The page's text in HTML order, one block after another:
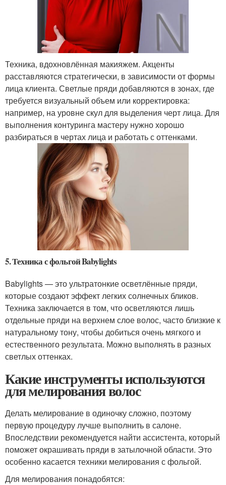
Техника, вдохновлённая макияжем. Акценты
расставляются стратегически, в зависимости от формы
лица клиента. Светлые пряди добавляются в зонах, где
требуется визуальный объем или корректировка:
например, на уровне скул для выделения черт лица. Для
выполнения контуринга мастеру нужно хорошо
разбираться в чертах лица и работать с оттенками.
5. Техника с фольгой Babylights
Babylights — это ультратонкие осветлённые пряди,
которые создают эффект легких солнечных бликов.
Техника заключается в том, что осветляются лишь
отдельные пряди на верхнем слое волос, часто близкие к
натуральному тону, чтобы добиться очень мягкого и
естественного результата. Можно выполнять в разных
светлых оттенках.
Какие инструменты используются
для мелирования волос
Делать мелирование в одиночку сложно, поэтому
первую процедуру лучше выполнить в салоне.
Впоследствии рекомендуется найти ассистента, который
поможет окрашивать пряди в затылочной области. Это
особенно касается техники мелирования с фольгой.
Для мелирования понадобятся: